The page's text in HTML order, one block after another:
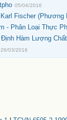
05/04/2016
Fischer (Phương
- Phân Loại Thực
Hàm Lượng
26/03/2016